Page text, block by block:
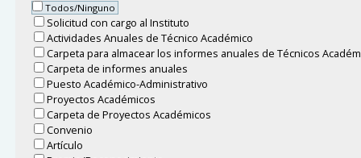
Todos/Ninguno
Solicitud con cargo al Instituto
Actividades Anuales de Técnico Académico
Carpeta para almacear los informes anuales de Técnicos
Carpeta de informes anuales
Puesto Académico-Administrativo
Proyectos Académicos
Carpeta de Proyectos Académicos
Convenio
Artículo
Seminario de becarios: octubre 2023
Estructura diferenciable en espacios métricos medibles <br>
Luis Ángel Castillo López, Facultad de Ciencias, UNAM <br>
Salón de seminarios "Graciela Salicrup" <br> miércoles 25 de
octubre a las 15:00 horas <br/> <a
href="https://www.matem.unam.mx/actividades/seminarios/
diferenciable-en-espacios-metricos-medibles">
https://www.matem.unam.mx/actividades/seminarios/becarios/
diferenciable-en-espacios-metricos-medibles </a>
Ubicado en